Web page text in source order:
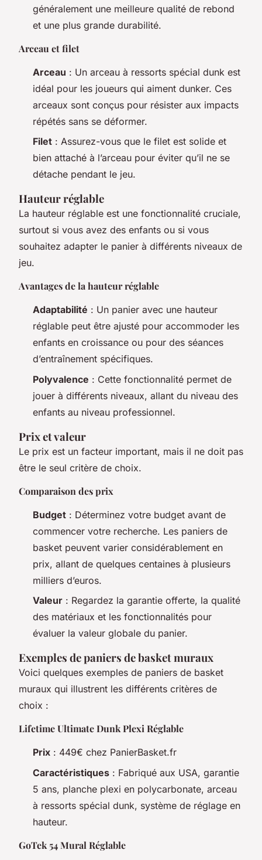
généralement une meilleure qualité de rebond
et une plus grande durabilité.
Arceau et filet
Arceau : Un arceau à ressorts spécial dunk est
idéal pour les joueurs qui aiment dunker. Ces
arceaux sont conçus pour résister aux impacts
répétés sans se déformer.
Filet : Assurez-vous que le filet est solide et
bien attaché à l’arceau pour éviter qu’il ne se
détache pendant le jeu.
Hauteur réglable
La hauteur réglable est une fonctionnalité cruciale,
surtout si vous avez des enfants ou si vous
souhaitez adapter le panier à différents niveaux de
jeu.
Avantages de la hauteur réglable
Adaptabilité : Un panier avec une hauteur
réglable peut être ajusté pour accommoder les
enfants en croissance ou pour des séances
d’entraînement spécifiques.
Polyvalence : Cette fonctionnalité permet de
jouer à différents niveaux, allant du niveau des
enfants au niveau professionnel.
Prix et valeur
Le prix est un facteur important, mais il ne doit pas
être le seul critère de choix.
Comparaison des prix
Budget : Déterminez votre budget avant de
commencer votre recherche. Les paniers de
basket peuvent varier considérablement en
prix, allant de quelques centaines à plusieurs
milliers d’euros.
Valeur : Regardez la garantie offerte, la qualité
des matériaux et les fonctionnalités pour
évaluer la valeur globale du panier.
Exemples de paniers de basket muraux
Voici quelques exemples de paniers de basket
muraux qui illustrent les différents critères de
choix :
Lifetime Ultimate Dunk Plexi Réglable
Prix : 449€ chez PanierBasket.fr
Caractéristiques : Fabriqué aux USA, garantie
5 ans, planche plexi en polycarbonate, arceau
à ressorts spécial dunk, système de réglage en
hauteur.
GoTek 54 Mural Réglable